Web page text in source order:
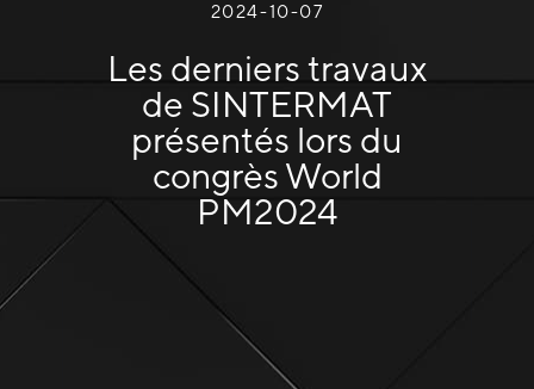
2024-10-07
Les derniers travaux
de SINTERMAT
présentés lors du
congrès World
PM2024